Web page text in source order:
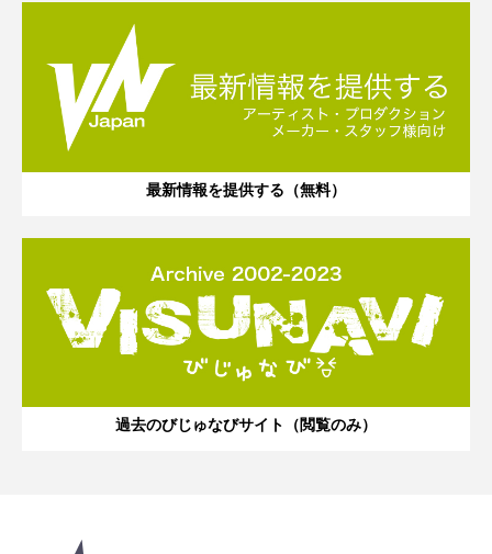
最新情報を提供する（無料）
過去のびじゅなびサイト（閲覧のみ）